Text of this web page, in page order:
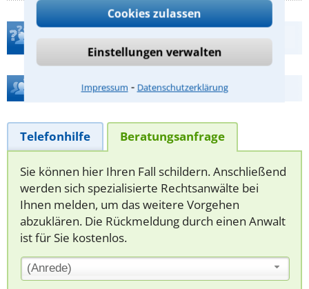
Cookies zulassen
Einstellungen verwalten
Impressum ⁃ Datenschutzerklärung
Teste Dein Rechtswissen
Hilfe bei Ihrer Anwaltsuche?
Telefonhilfe Beratungsanfrage
Sie können hier Ihren Fall schildern. Anschließend
werden sich spezialisierte Rechtsanwälte bei
Ihnen melden, um das weitere Vorgehen
abzuklären. Die Rückmeldung durch einen Anwalt
ist für Sie kostenlos.
(Anrede)